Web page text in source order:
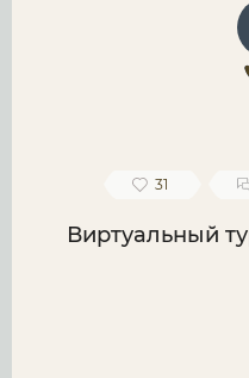
31
Виртуальный